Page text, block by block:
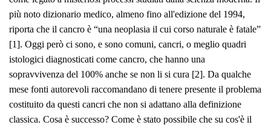
più noto dizionario medico, almeno fino all'edizione del 1994,
riporta che il cancro è “una neoplasia il cui corso naturale è fatale”
[1]. Oggi però ci sono, e sono comuni, cancri, o meglio quadri
istologici diagnosticati come cancro, che hanno una
sopravvivenza del 100% anche se non li si cura [2]. Da qualche
mese fonti autorevoli raccomandano di tenere presente il problema
costituito da questi cancri che non si adattano alla definizione
classica. Cosa è successo? Come è stato possibile che su cos'è il